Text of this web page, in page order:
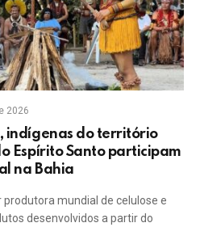
2026
indígenas do território
Espírito Santo participam
na Bahia
mundial de celulose e
desenvolvidos a partir do